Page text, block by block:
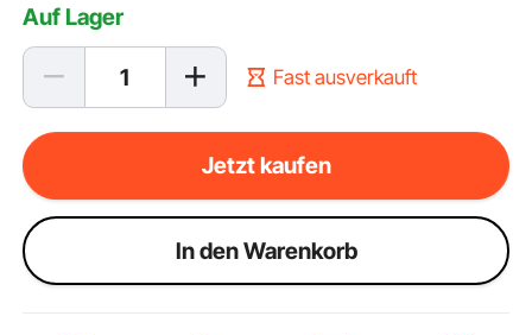
Auf Lager
Fast ausverkauft
Jetzt kaufen
ln den Warenkorb